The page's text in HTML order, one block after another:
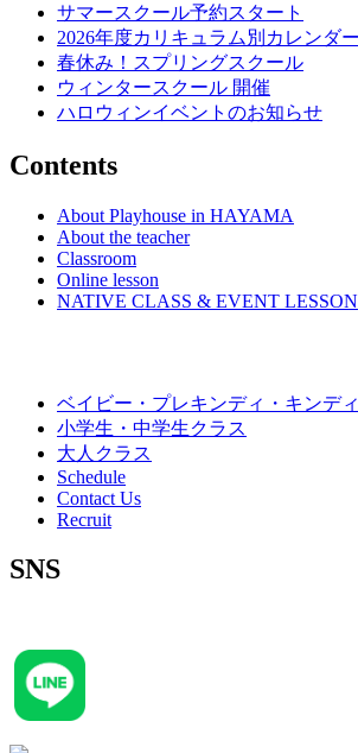
サマースクール予約スタート
2026年度カリキュラム別カレンダ
春休み！スプリングスクール
ウィンタースクール 開催
ハロウィンイベントのお知らせ
Contents
About Playhouse in HAYAMA
About the teacher
Classroom
Online lesson
NATIVE CLASS & EVENT LESSON
ベイビー・プレキンディ・キンディ
小学生・中学生クラス
大人クラス
Schedule
Contact Us
Recruit
SNS